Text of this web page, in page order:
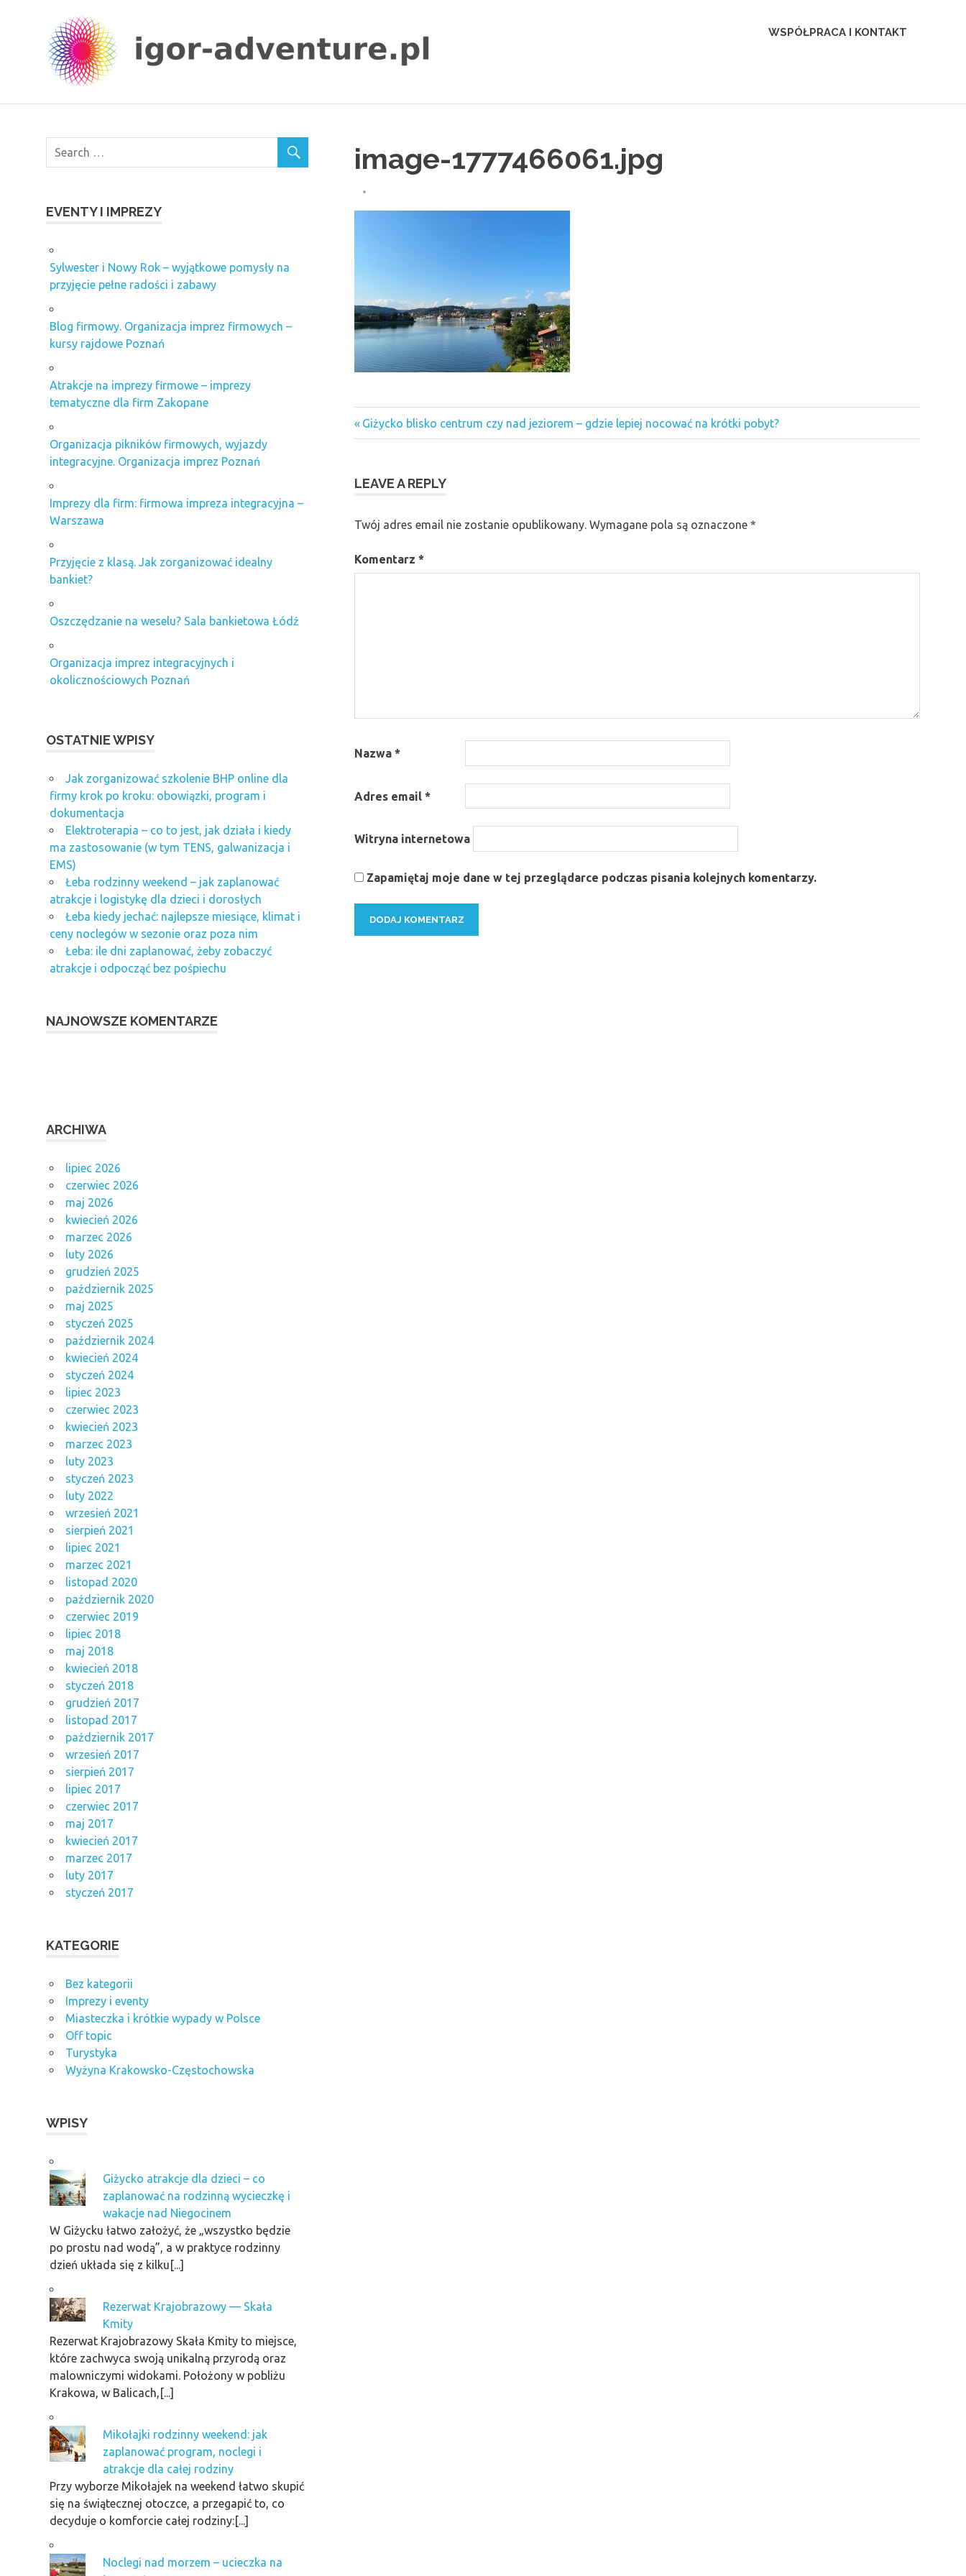
WSPÓŁPRACA I KONTAKT
image-1777466061.jpg
29 KWIETNIA 2026
Nawigacja
Previous
Post:
Giżycko blisko centrum czy nad jeziorem – gdzie lepiej nocować na krótki pobyt?
LEAVE A REPLY
Twój adres email nie zostanie opublikowany. Wymagane pola są oznaczone *
Komentarz *
Nazwa *
Adres email *
Witryna internetowa
Zapamiętaj moje dane w tej przeglądarce podczas pisania kolejnych komentarzy.
EVENTY I IMPREZY
Sylwester i Nowy Rok – wyjątkowe pomysły na
przyjęcie pełne radości i zabawy
Blog firmowy. Organizacja imprez firmowych –
kursy rajdowe Poznań
Atrakcje na imprezy firmowe – imprezy
tematyczne dla firm Zakopane
Organizacja pikników firmowych, wyjazdy
integracyjne. Organizacja imprez Poznań
Imprezy dla firm: firmowa impreza integracyjna –
Warszawa
Przyjęcie z klasą. Jak zorganizować idealny
bankiet?
Oszczędzanie na weselu? Sala bankietowa Łódź
Organizacja imprez integracyjnych i
okolicznościowych Poznań
OSTATNIE WPISY
Jak zorganizować szkolenie BHP online dla
firmy krok po kroku: obowiązki, program i
dokumentacja
Elektroterapia – co to jest, jak działa i kiedy
ma zastosowanie (w tym TENS, galwanizacja i
EMS)
Łeba rodzinny weekend – jak zaplanować
atrakcje i logistykę dla dzieci i dorosłych
Łeba kiedy jechać: najlepsze miesiące, klimat i
ceny noclegów w sezonie oraz poza nim
Łeba: ile dni zaplanować, żeby zobaczyć
atrakcje i odpocząć bez pośpiechu
NAJNOWSZE KOMENTARZE
ARCHIWA
lipiec 2026
czerwiec 2026
maj 2026
kwiecień 2026
marzec 2026
luty 2026
grudzień 2025
październik 2025
maj 2025
styczeń 2025
październik 2024
kwiecień 2024
styczeń 2024
lipiec 2023
czerwiec 2023
kwiecień 2023
marzec 2023
luty 2023
styczeń 2023
luty 2022
wrzesień 2021
sierpień 2021
lipiec 2021
marzec 2021
listopad 2020
październik 2020
czerwiec 2019
lipiec 2018
maj 2018
kwiecień 2018
styczeń 2018
grudzień 2017
listopad 2017
październik 2017
wrzesień 2017
sierpień 2017
lipiec 2017
czerwiec 2017
maj 2017
kwiecień 2017
marzec 2017
luty 2017
styczeń 2017
KATEGORIE
Bez kategorii
Imprezy i eventy
Miasteczka i krótkie wypady w Polsce
Off topic
Turystyka
Wyżyna Krakowsko-Częstochowska
WPISY
Giżycko atrakcje dla dzieci – co
zaplanować na rodzinną wycieczkę i
wakacje nad Niegocinem
W Giżycku łatwo założyć, że „wszystko będzie
po prostu nad wodą”, a w praktyce rodzinny
dzień układa się z kilku[...]
Rezerwat Krajobrazowy — Skała
Kmity
Rezerwat Krajobrazowy Skała Kmity to miejsce,
które zachwyca swoją unikalną przyrodą oraz
malowniczymi widokami. Położony w pobliżu
Krakowa, w Balicach,[...]
Mikołajki rodzinny weekend: jak
zaplanować program, noclegi i
atrakcje dla całej rodziny
Przy wyborze Mikołajek na weekend łatwo skupić
się na świątecznej otoczce, a przegapić to, co
decyduje o komforcie całej rodziny:[...]
Noclegi nad morzem – ucieczka na